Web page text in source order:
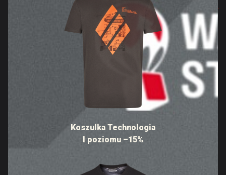
Koszulka Technologia
I poziomu –15%